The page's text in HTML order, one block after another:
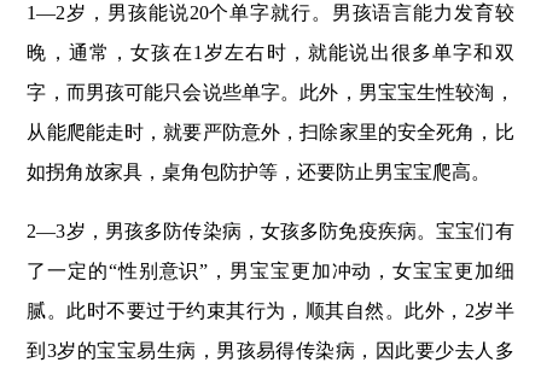
1—2岁，男孩能说20个单字就行。男孩语言能力发育较
晚，通常，女孩在1 岁左右时，就能说出很多单字和双
字，而男孩可能只会说些单字。此外，男宝宝生性较淘，
从能爬能走时，就要严防意外，扫除家里的安全死角，比
如拐角放家具，桌角包防护等，还要防止男宝宝爬高。
2—3岁，男孩多防传染病，女孩多防免疫疾病。宝宝们有
了一定的“性别意识”，男宝宝更加冲动，女宝宝更加细
腻。此时不要过于约束其行为，顺其自然。此外， 2岁半
到 3岁的宝宝易生病，男孩易得传染病，因此要少去人多